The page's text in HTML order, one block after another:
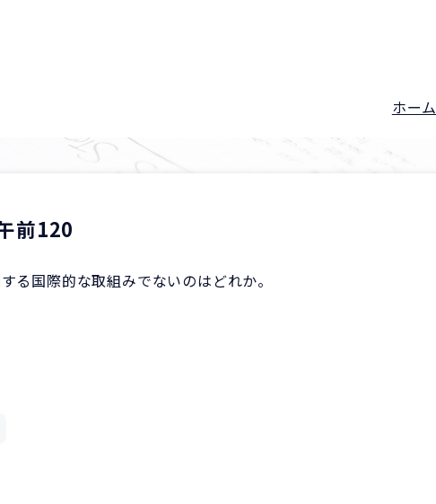
ホーム
前120
る国際的な取組みでないのはどれか。